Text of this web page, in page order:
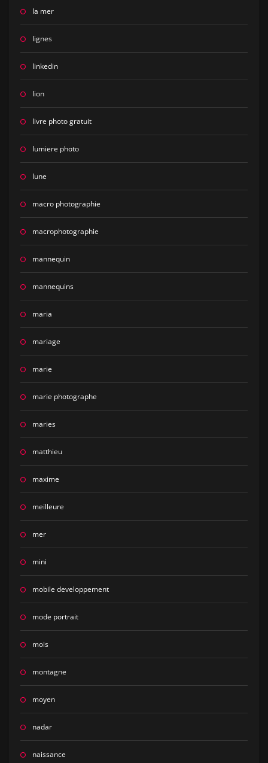
la mer
lignes
linkedin
lion
livre photo gratuit
lumiere photo
lune
macro photographie
macrophotographie
mannequin
mannequins
maria
mariage
marie
marie photographe
maries
matthieu
maxime
meilleure
mer
mini
mobile developpement
mode portrait
mois
montagne
moyen
nadar
naissance